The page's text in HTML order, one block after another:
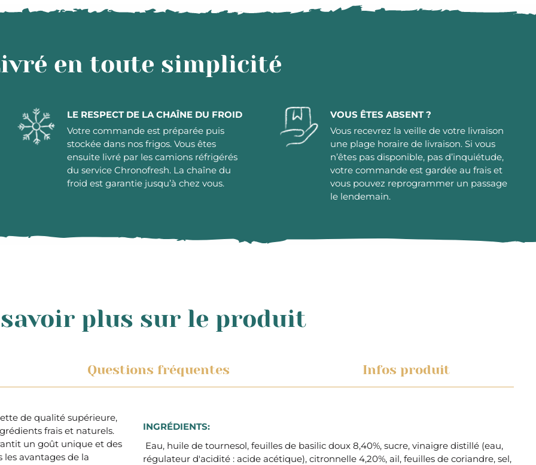
en toute simplicité
LE RESPECT DE LA CHAÎNE DU FROID
Votre commande est préparée puis
stockée dans nos frigos. Vous êtes
ensuite livré par les camions réfrigérés
du service Chronofresh. La chaîne du
froid est garantie jusqu’à chez vous.
VOUS ÊTES ABSENT ?
Vous recevrez la veille de votre livraison
une plage horaire de livraison. Si vous
n’êtes pas disponible, pas d’inquiétude,
votre commande est gardée au frais et
vous pouvez reprogrammer un passage
le lendemain.
plus sur le produit
Questions fréquentes Infos produit
de qualité supérieure,
frais et naturels.
un goût unique et des
les avantages de la
INGRÉDIENTS:
Eau, huile de tournesol, feuilles de basilic doux 8,40%, sucre, vinaigre distillé (eau,
régulateur d'acidité : acide acétique), citronnelle 4,20%, ail, feuilles de coriandre, sel,